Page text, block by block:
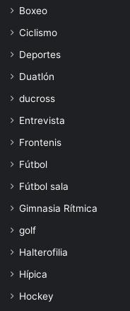
Boxeo
Ciclismo
Deportes
Duatlón
ducross
Entrevista
Frontenis
Fútbol
Fútbol sala
Gimnasia Rítmica
golf
Halterofilia
Hípica
Hockey